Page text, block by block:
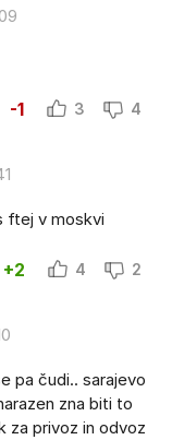
-1 3 4
ftej v moskvi
+2 4 2
pa čudi.. sarajevo
zna biti to
za privoz in odvoz